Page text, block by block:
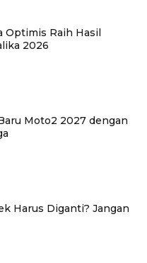
Optimis Raih Hasil
2026
Moto2 2027 dengan
Harus Diganti? Jangan